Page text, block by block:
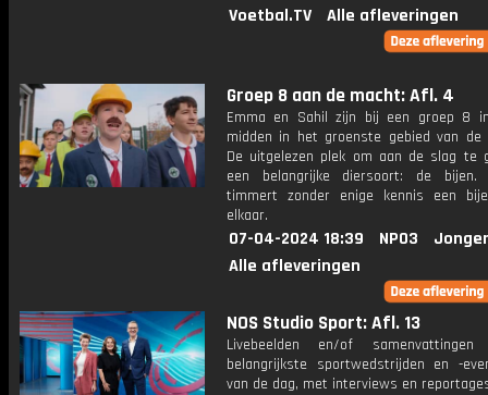
Voetbal.TV
Alle afleveringen
Groep 8 aan de macht: Afl. 4
Emma en Sahil zijn bij een groep 8
midden in het groenste gebied van de
De uitgelezen plek om aan de slag te
een belangrijke diersoort: de bijen.
timmert zonder enige kennis een
elkaar.
07-04-2024 18:39 NPO3
Alle afleveringen
NOS Studio Sport: Afl. 13
Livebeelden en/of
belangrijkste sportwedstrijden en -
van de dag, met interviews en